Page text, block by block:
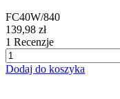
FC40W/840
139,98 zł
1 Recenzje
Dodaj do koszyka